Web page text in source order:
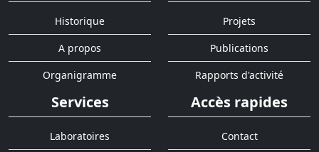
Historique
A propos
Organigramme
Projets
Publications
Rapports d'activité
Services
Laboratoires
Accès rapides
Contact